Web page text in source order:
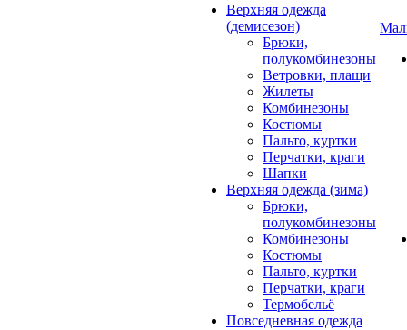
Верхняя одежда
(демисезон)
Брюки,
полукомбинезоны
Ветровки, плащи
Жилеты
Комбинезоны
Костюмы
Пальто, куртки
Перчатки, краги
Шапки
Верхняя одежда (зима)
Брюки,
полукомбинезоны
Комбинезоны
Костюмы
Пальто, куртки
Перчатки, краги
Термобельё
Повседневная одежда